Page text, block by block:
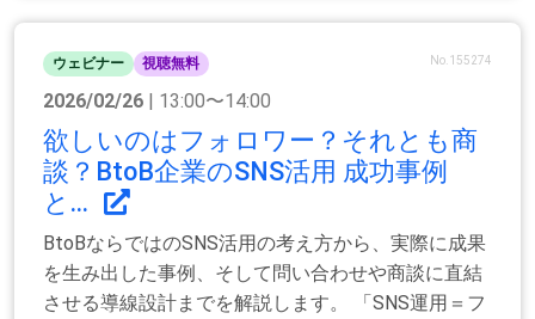
ウェビナー 視聴無料 No.155274
2026/02/26 | 13:00〜14:00
欲しいのはフォロワー？それとも商
談？BtoB企業のSNS活用 成功事例
と...
BtoBならではのSNS活用の考え方から、実際に成果
を生み出した事例、そして問い合わせや商談に直結
させる導線設計までを解説します。 「SNS運用＝フ